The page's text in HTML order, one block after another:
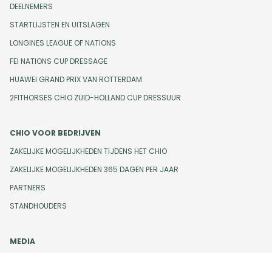
DEELNEMERS
STARTLIJSTEN EN UITSLAGEN
LONGINES LEAGUE OF NATIONS
FEI NATIONS CUP DRESSAGE
HUAWEI GRAND PRIX VAN ROTTERDAM
2FITHORSES CHIO ZUID-HOLLAND CUP DRESSUUR
CHIO VOOR BEDRIJVEN
ZAKELIJKE MOGELIJKHEDEN TIJDENS HET CHIO
ZAKELIJKE MOGELIJKHEDEN 365 DAGEN PER JAAR
PARTNERS
STANDHOUDERS
MEDIA